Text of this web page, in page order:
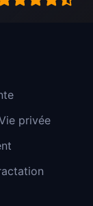
privée